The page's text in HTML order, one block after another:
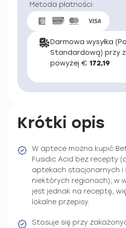
Metoda płatności:
Darmowa wysyłka
Standardową) przy
powyżej € 172,19
Krótki opis
W aptece można kupić
Fusidic Acid bez recepty
aptekach stacjonarnych i
niektórych regionach); w
jest jednak na receptę,
lokalne przepisy.
Stosuje się przy